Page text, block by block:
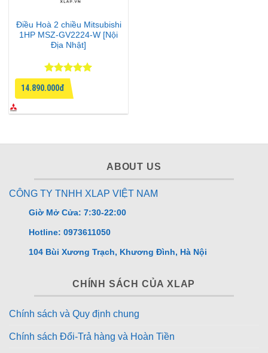
Điều Hoà 2 chiều Mitsubishi
1HP MSZ-GV2224-W [Nội
Địa Nhật]
Được xếp
hạng
55
sao
14.890.000đ
ABOUT US
CÔNG TY TNHH XLAP VIỆT NAM
Giờ Mở Cửa: 7:30-22:00
Hotline: 0973611050
104 Bùi Xương Trạch, Khương Đình, Hà Nội
CHÍNH SÁCH CỦA XLAP
Chính sách và Quy định chung
Chính sách Đổi-Trả hàng và Hoàn Tiền